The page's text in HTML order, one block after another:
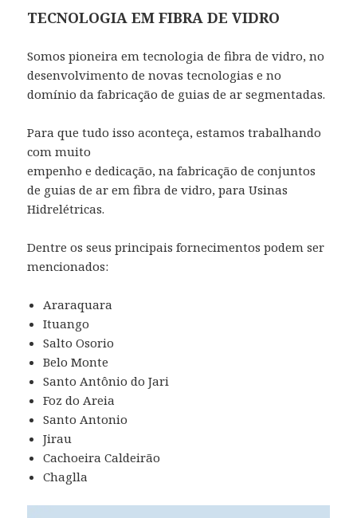
TECNOLOGIA EM FIBRA DE VIDRO
Somos pioneira em tecnologia de fibra de vidro, no
desenvolvimento de novas tecnologias e no
domínio da fabricação de guias de ar segmentadas.
Para que tudo isso aconteça, estamos trabalhando
com muito
empenho e dedicação, na fabricação de conjuntos
de guias de ar em fibra de vidro, para Usinas
Hidrelétricas.
Dentre os seus principais fornecimentos podem ser
mencionados:
Araraquara
Ituango
Salto Osorio
Belo Monte
Santo Antônio do Jari
Foz do Areia
Santo Antonio
Jirau
Cachoeira Caldeirão
Chaglla